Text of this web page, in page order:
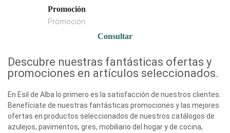
Promoción
Promoción
Consultar
Descubre nuestras fantásticas ofertas y
promociones en artículos seleccionados.
En Esil de Alba lo primero es la satisfacción de nuestros clientes.
Benefíciate de nuestras fantásticas promociones y las mejores
ofertas en productos seleccionados de nuestros catálogos de
azulejos, pavimentos, gres, mobiliario del hogar y de cocina,